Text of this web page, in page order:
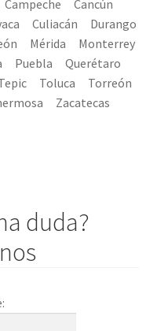
Campeche
Cancún
Culiacán
Durango
Mérida
Monterrey
Puebla
Querétaro
Toluca
Torreón
Zacatecas
duda?